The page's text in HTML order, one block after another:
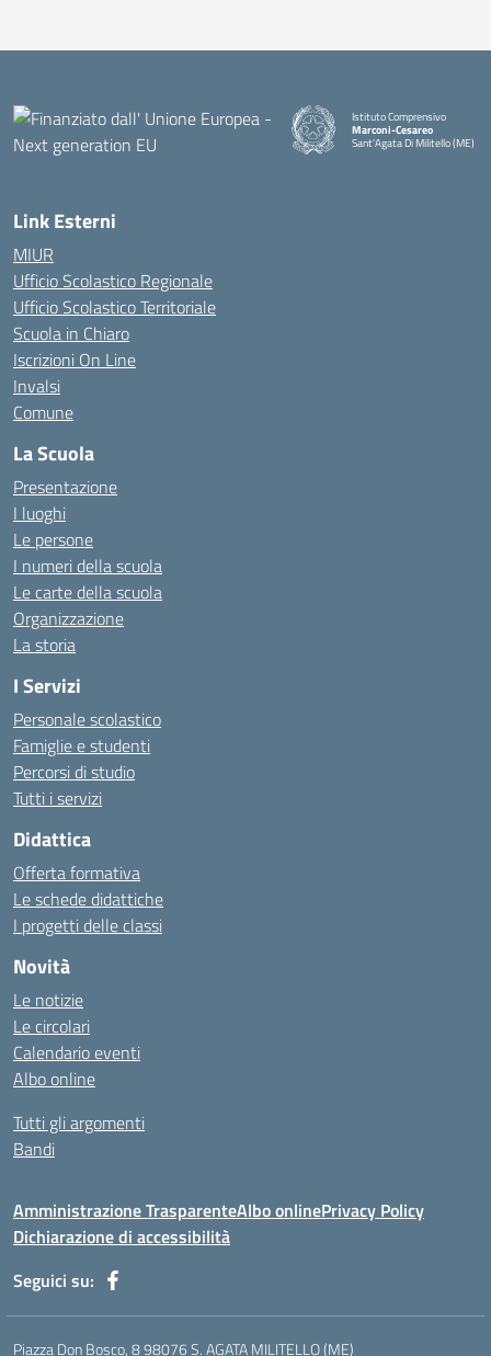
Istituto Comprensivo
Marconi-Cesareo
Sant'Agata Di Militello (ME)
— Visita la pagina iniziale
Link Esterni
MIUR
Ufficio Scolastico Regionale
Ufficio Scolastico Territoriale
Scuola in Chiaro
Iscrizioni On Line
Invalsi
Comune
La Scuola
Presentazione
I luoghi
Le persone
I numeri della scuola
Le carte della scuola
Organizzazione
La storia
I Servizi
Personale scolastico
Famiglie e studenti
Percorsi di studio
Tutti i servizi
Didattica
Offerta formativa
Le schede didattiche
I progetti delle classi
Novità
Le notizie
Le circolari
Calendario eventi
Albo online
Tutti gli argomenti
Bandi
Amministrazione TrasparenteAlbo onlinePrivacy Policy
Dichiarazione di accessibilità
Seguici su:
Piazza Don Bosco, 8 98076 S. AGATA MILITELLO (ME)